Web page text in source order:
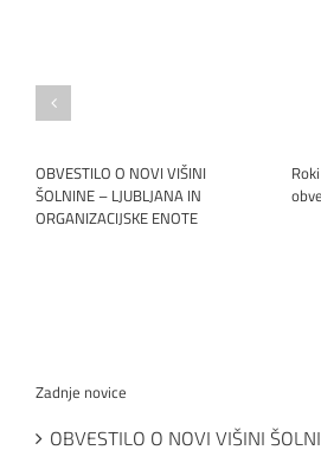
OBVESTILO O NOVI VIŠINI
ŠOLNINE – LJUBLJANA IN
ORGANIZACIJSKE ENOTE
Zadnje novice
OBVESTILO O NOVI VIŠINI